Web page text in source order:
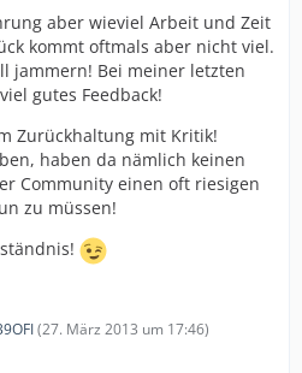
aber wieviel Arbeit und Zeit
kommt oftmals aber nicht viel.
jammern! Bei meiner letzten
gutes Feedback!
Zurückhaltung mit Kritik!
haben da nämlich keinen
Community einen oft riesigen
zu müssen!
(27. März 2013 um 17:46)